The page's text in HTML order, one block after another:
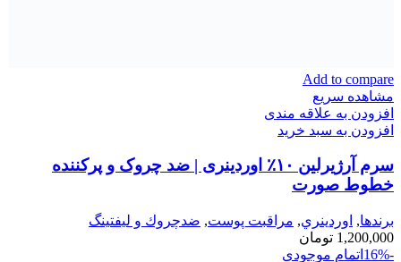
Add to compare
مشاهده سریع
افزودن به علاقه مندی
افزودن به سبد خرید
سرم آرژیرلین ۱۰٪ اوردینری | ضد چروک و پرکننده
خطوط صورت
برندها, اوردينري, مراقبت پوست, ضدچروك و ليفتينگ
1,200,000 تومان
-16%
اتمام موجودی